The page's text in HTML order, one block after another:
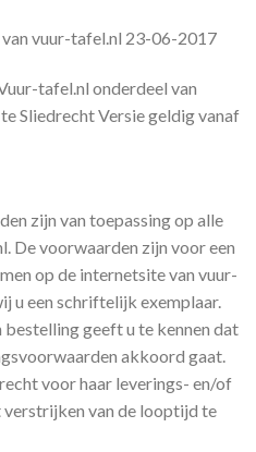
vuur-tafel.nl 23-06-2017
tafel.nl onderdeel van
Sliedrecht Versie geldig vanaf
zijn van toepassing op alle
De voorwaarden zijn voor een
op de internetsite van vuur-
u een schriftelijk exemplaar.
bestelling geeft u te kennen dat
akkoord gaat.
voor haar leverings- en/of
van de looptijd te